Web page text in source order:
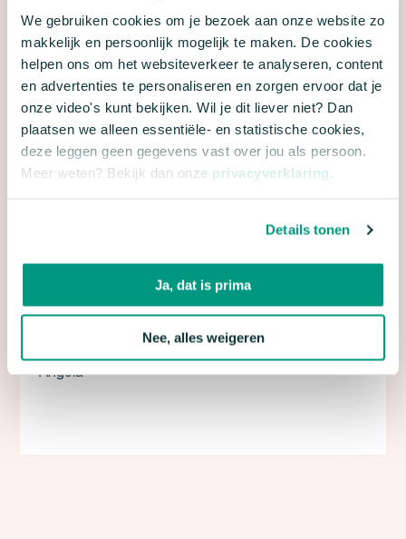
We gebruiken cookies om je bezoek aan onze website zo
makkelijk en persoonlijk mogelijk te maken. De cookies
helpen ons om het websiteverkeer te analyseren, content
en advertenties te personaliseren en zorgen ervoor dat je
onze video's kunt bekijken. Wil je dit liever niet? Dan
plaatsen we alleen essentiële- en statistische cookies,
deze leggen geen gegevens vast over jou als persoon.
Meer weten? Bekijk dan onze privacyverklaring .
Details tonen
Ja, dat is prima
Nee, alles weigeren
Herenboeren Usseler Es
Angela